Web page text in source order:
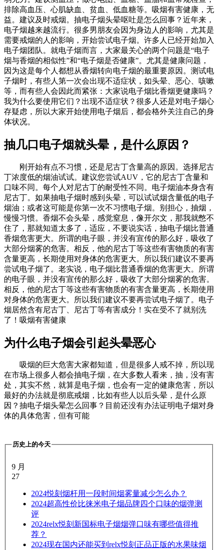
排除高血压、心肌缺血、贫血、低血糖等。吸烟有害健康，无
益。建议及时戒烟。抽电子烟头晕呕吐是怎么回事？近年来，
电子烟越来越流行。很多男朋友会因为身边人的影响，尤其是
需要戒烟的人的影响，开始尝试电子烟。许多人已经开始加入
电子烟团队。就电子烟而言，大家最关心的两个问题是“电子
烟与香烟的相似性”和“电子烟是否健康”。尤其是健康问题，
因为这是每个人都想从香烟转向电子烟的最重要原因。测试电
子烟时，有些人第一次会出现不适症状，如头晕、恶心、咳嗽
等，而有些人会因此而紧张：大家说电子烟比香烟更健康吗？
我为什么要使用它们？出现不适症状？很多人还是对电子烟心
存疑虑，所以大家开始使用电子烟后，都会格外关注自己的身
体状况。
抽几口电子烟就头晕，是什么原因？
刚开始有点不习惯，还是尼古丁含量高的原因。选择尼古
丁浓度低的烟油试试。建议您尝试AUV，它的尼古丁含量和
口味不同。每个人对尼古丁的耐受性不同。电子烟油本身含有
尼古丁。如果抽电子烟时感到头晕，可以试试烟含量低的电子
烟油；或者这可能是你第一次不习惯电子烟。别担心，抽烟，
慢慢习惯。香烟不会头晕，感觉窒息，像开尔文，那我就憋不
住了，那就知道太多了，适应，不要说实话，抽电子烟比普通
香烟危害更大。所谓的电子眼，并没有宣传的那么好，吸收了
大部分烟雾的危害。相反，他的尼古丁等这些有害物质的有害
含量更高，长期使用对身体的危害更大。所以我们建议不要再
尝试电子烟了。老实说，电子烟比普通香烟的危害更大。所谓
的电子眼，并没有宣传的那么好，吸收了大部分烟雾的危害。
相反，他的尼古丁等这些有害物质的有害含量更高，长期使用
对身体的危害更大。所以我们建议不要再尝试电子烟了。电子
烟居然含有尼古丁、尼古丁等有害成分！实在受不了就别洗
了！吸烟有害健康
为什么电子烟会引起头晕恶心
吸烟的巨大危害大家都知道，但是很多人戒不掉，所以现
在市场上很多人都会抽电子烟，在大多数人看来，抽，没有害
处，其实不然，就算是电子烟，也会有一定的健康危害，所以
最好的办法就是彻底戒烟，比如有些人以后头晕，是什么原
因？抽电子烟头晕怎么回事？目前还没有办法证明电子烟对身
体的具体危害，但有可能
历史上的今天
9 月
27
2024悦刻烟杆用一段时间烟雾量减少怎么办？
2024超高性价比徕米电子烟品牌四个口味的烟弹测
评
2024relx悦刻新国标电子烟烟弹口味有哪些值得推
荐？
2024现在国内还能买到relx悦刻正品正版的水果味烟